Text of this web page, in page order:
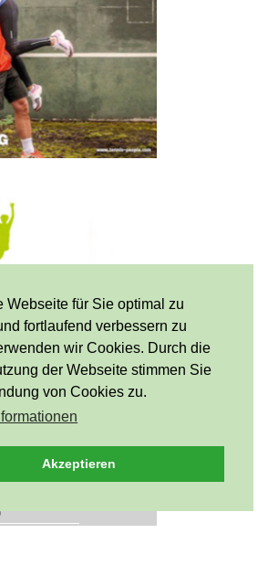
Webseite für Sie optimal zu
fortlaufend verbessern zu
wir Cookies. Durch die
der Webseite stimmen Sie
von Cookies zu.
Akzeptieren